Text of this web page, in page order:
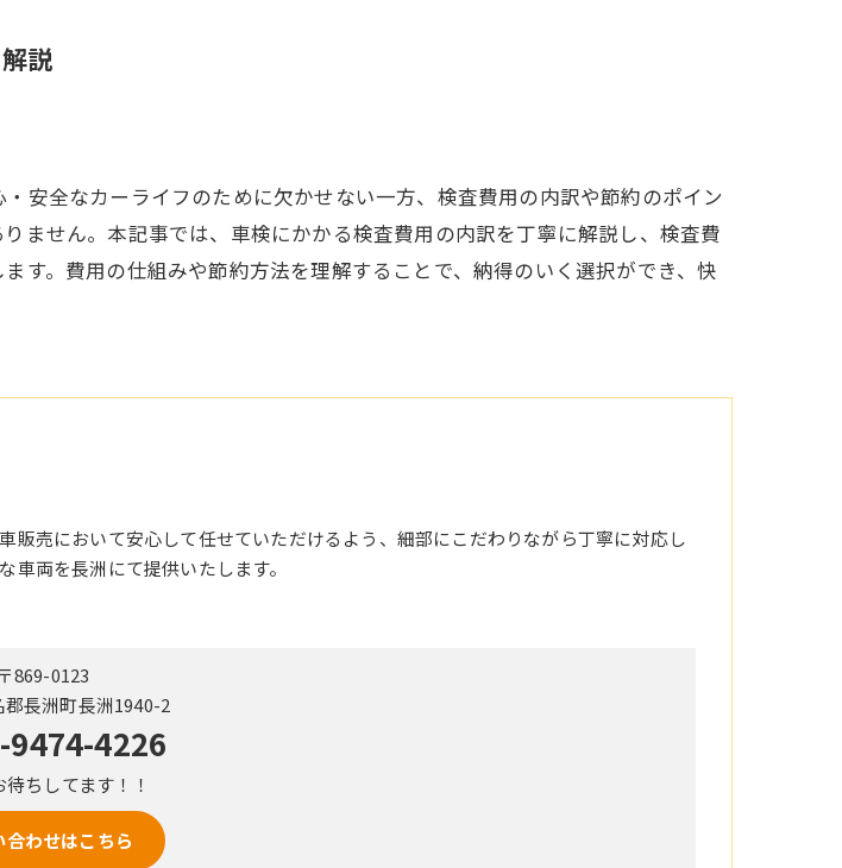
説
安全なカーライフのために欠かせない一方、検査費用の内訳や節約のポイン
ません。本記事では、車検にかかる検査費用の内訳を丁寧に解説し、検査費
す。費用の仕組みや節約方法を理解することで、納得のいく選択ができ、快
販売において安心して任せていただけるよう、細部にこだわりながら丁寧に対応し
車両を長洲にて提供いたします。
〒869-0123
長洲町長洲1940-2
9474-4226
待ちしてます！！
合わせはこちら